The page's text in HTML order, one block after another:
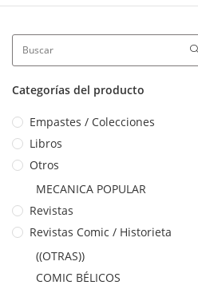
Categorías del producto
Empastes / Colecciones
Libros
Otros
MECANICA POPULAR
Revistas
Revistas Comic / Historieta
((OTRAS))
COMIC BÉLICOS